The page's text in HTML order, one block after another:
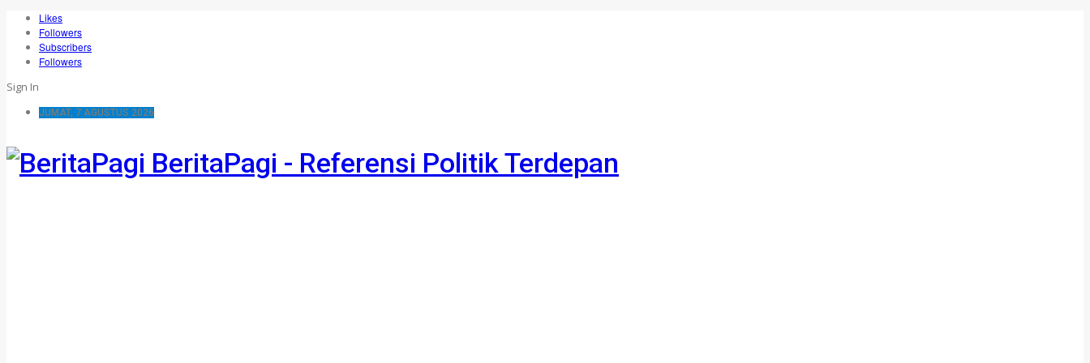
Likes
Followers
Subscribers
Followers
Sign In
JUMAT, 7 AGUSTUS 2026
BeritaPagi - Referensi Politik Terdepan